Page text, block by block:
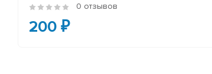
0 отзывов
200 ₽